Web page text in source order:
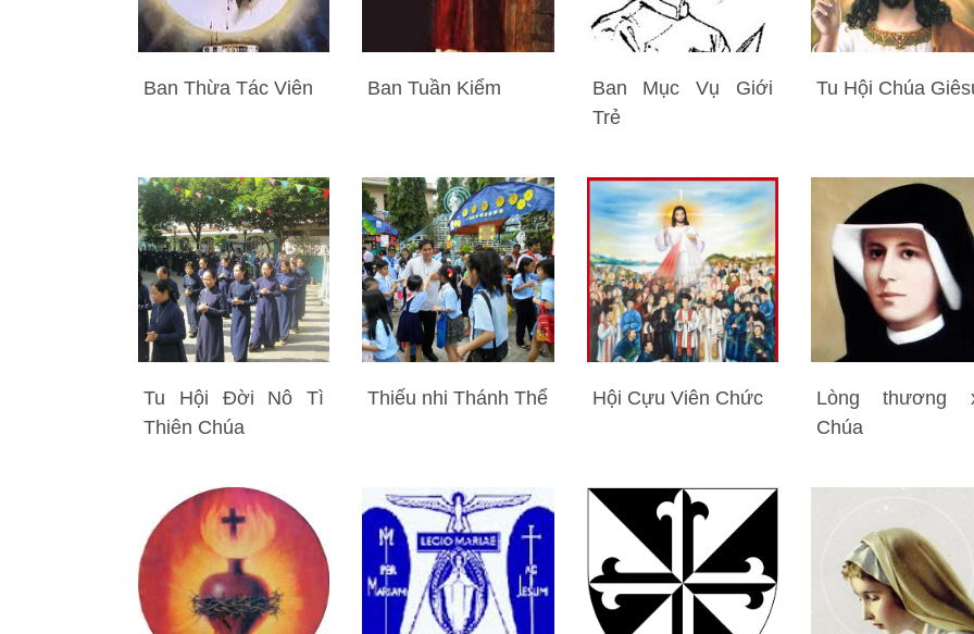
Ban Thừa Tác Viên Ban Tuần Kiểm
Ban Mục Vụ Giới
Trẻ
Tu Hội Chúa
Tu Hội Đời Nô Tì
Thiên Chúa
Thiếu nhi Thánh Thể Hội Cựu Viên Chức
Lòng thương
Chúa